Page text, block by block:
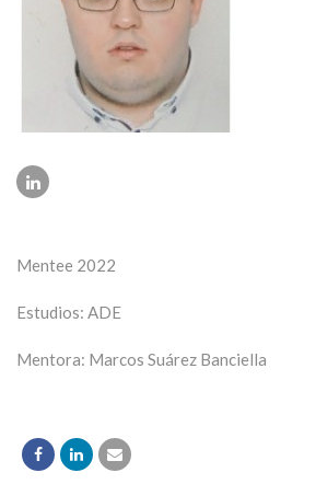
Mentee 2022
Estudios: ADE
Mentora: Marcos Suárez Banciella